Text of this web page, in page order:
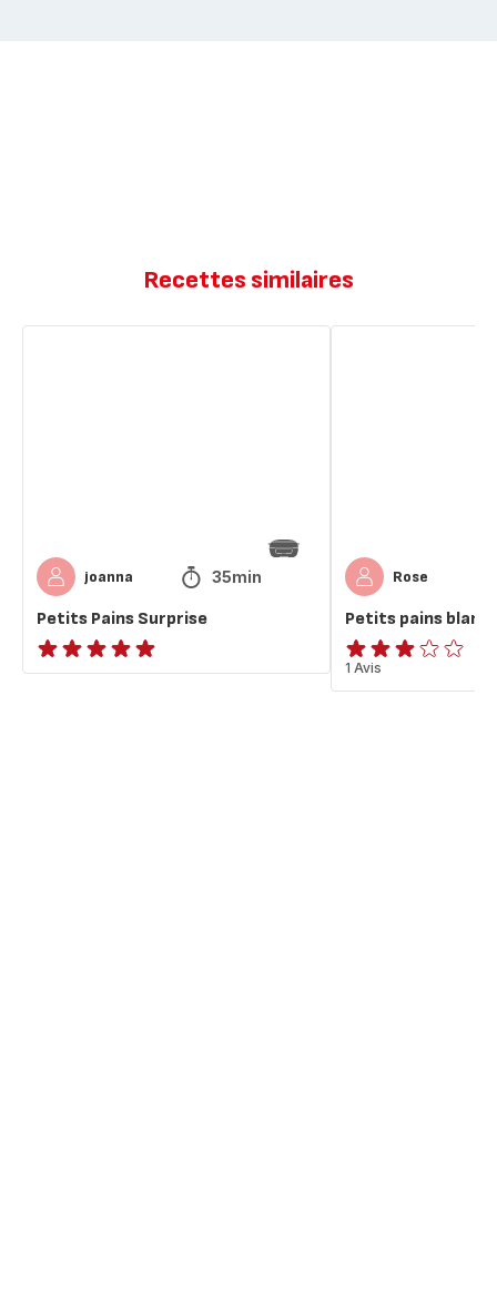
Recettes similaires
joanna 35min
Petits Pains Surprise
ratings.NaN
Rose
Petits pains
Avis
3
1 Avis